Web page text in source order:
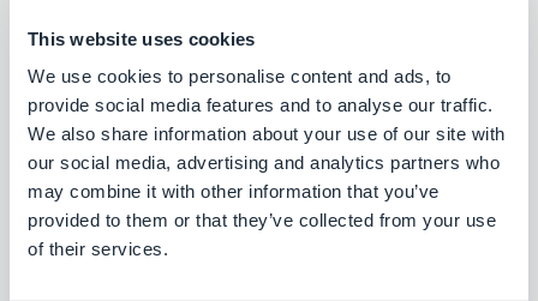
This website uses cookies
We use cookies to personalise content and ads, to
provide social media features and to analyse our traffic.
We also share information about your use of our site with
our social media, advertising and analytics partners who
may combine it with other information that you’ve
provided to them or that they’ve collected from your use
of their services.
Mostra la tua disponibilità e permetti ai tuoi
clienti di prenotare un appuntamento dalla
tua app
$15/mese
Guida interattiva all'app
Crea un tutorial integrato che guidi gli utenti
al primo utilizzo della tua applicazione.